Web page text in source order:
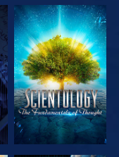
UDFORSK
SERIEN